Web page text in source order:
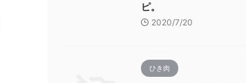
ピ。
2020/7/20
ひき肉